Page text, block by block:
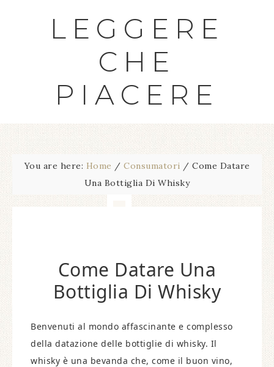
LEGGERE
CHE
PIACERE
You are here: Home / Consumatori / Come Datare
Una Bottiglia Di Whisky
Come Datare Una
Bottiglia Di Whisky
Benvenuti al mondo affascinante e complesso
della datazione delle bottiglie di whisky. Il
whisky è una bevanda che, come il buon vino,